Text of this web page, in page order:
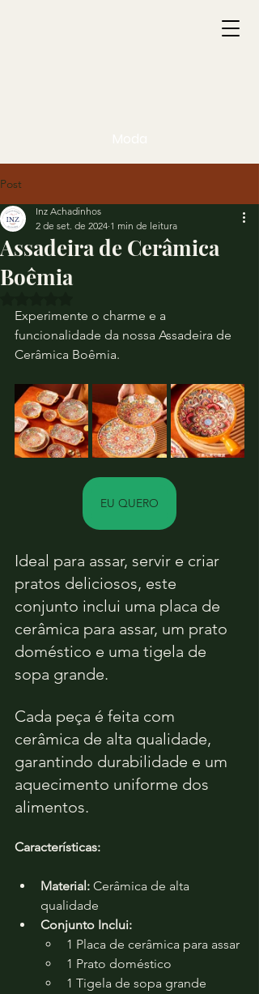
Post
Assadeira de Cerâmica
Boêmia
Inz Achadinhos
2 de set. de 2024 1 min de leitura
Experimente o charme e a
funcionalidade da nossa Assadeira de
Cerâmica Boêmia.
EU QUERO
Ideal para assar, servir e criar
pratos deliciosos, este
conjunto inclui uma placa de
cerâmica para assar, um prato
doméstico e uma tigela de
sopa grande.
Cada peça é feita com
cerâmica de alta qualidade,
garantindo durabilidade e um
aquecimento uniforme dos
alimentos.
Características:
Material: Cerâmica de alta
qualidade
Conjunto Inclui:
1 Placa de cerâmica para assar
1 Prato doméstico
1 Tigela de sopa grande